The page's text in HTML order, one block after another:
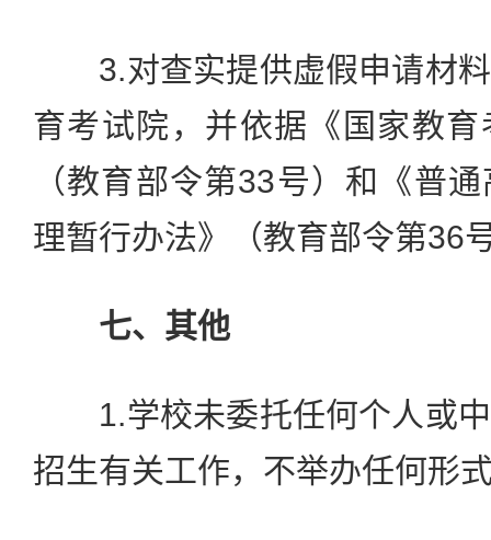
3.对查实提供虚假申请材料
育考试院，并依据《国家教
（教育部令第33号）和《普
理暂行办法》（教育部令第36
七、其他
1.学校未委托任何个人或中
招生有关工作，不举办任何形